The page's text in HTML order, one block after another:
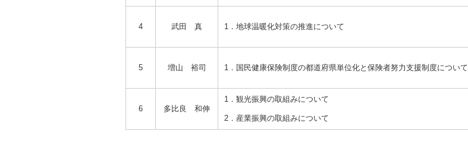
4 武田 真 1．地球温暖化対策の推進について
5 増山 裕司 1．国民健康保険制度の都道府県単位化と保険者努力支援制度について
6 多比良 和伸
1．観光振興の取組みについて
2．産業振興の取組みについて